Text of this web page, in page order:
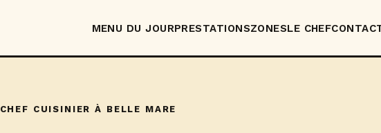
MENU DU JOURPRESTATIONSZONESLE CHEF
CHEF CUISINIER À BELLE MARE